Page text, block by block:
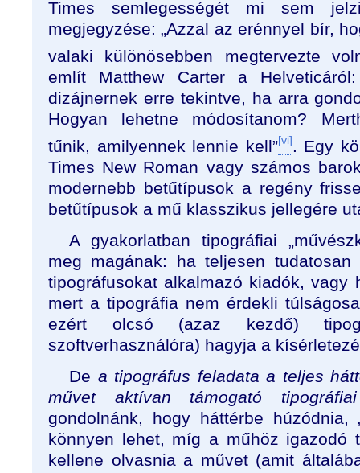
Times semlegességét mi sem
megjegyzése: „Azzal az erénnyel bír,
valaki különösebben megtervezte
említ Matthew Carter a
dizájnernek erre tekintve, ha arra
Hogyan lehetne módosítanom?
tűnik, amilyennek lennie kell”[vi]. Egy
Times New Roman vagy számos
modernebb betűtípusok a regény
betűtípusok a mű klasszikus jellegére
A gyakorlatban tipográfiai
meg magának: ha teljesen
tipográfusokat alkalmazó kiadók, vagy
mert a tipográfia nem érdekli
ezért olcsó (azaz kezdő)
szoftverhasználóra) hagyja a
De a tipográfus feladata a teljes
művet aktívan támogató
gondolnánk, hogy háttérbe húzódnia,
könnyen lehet, míg a műhöz igazodó
kellene olvasnia a művet (amit